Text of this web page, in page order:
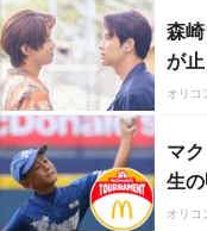
森
が
オリコ
マ
生の
オリコ